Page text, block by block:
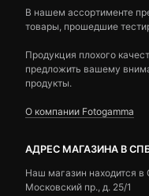
В нашем ассортименте
товары, прошедшие
Продукция плохого
предложить вашему
продукты.
О компании Fotogamma
АДРЕС МАГАЗИНА В
Наш магазин находится в
Московский пр., д. 25/1